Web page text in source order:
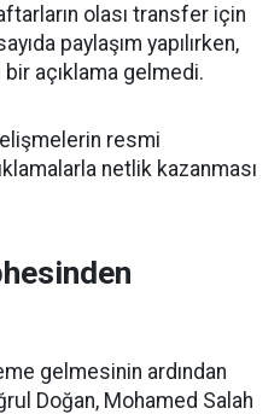
olası transfer için
paylaşım yapılırken,
açıklama gelmedi.
resmi
netlik kazanması
gelmesinin ardından
Doğan, Mohamed Salah